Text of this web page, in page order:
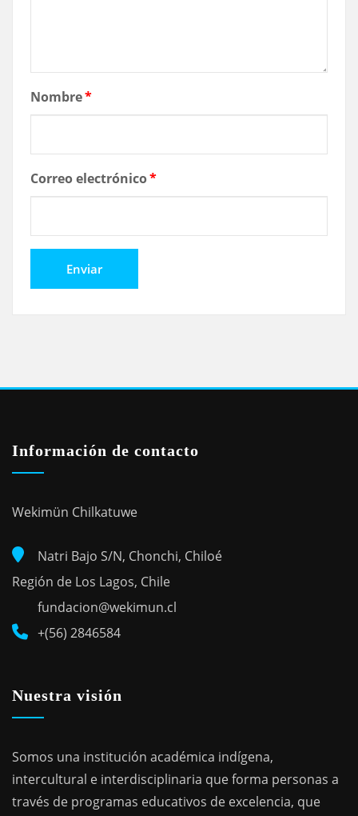
Nombre*
Correo electrónico*
Información de contacto
Wekimün Chilkatuwe
Natri Bajo S/N, Chonchi, Chiloé
Región de Los Lagos, Chile
fundacion@wekimun.cl
+(56) 2846584
Nuestra visión
Somos una institución académica indígena,
intercultural e interdisciplinaria que forma personas a
través de programas educativos de excelencia, que